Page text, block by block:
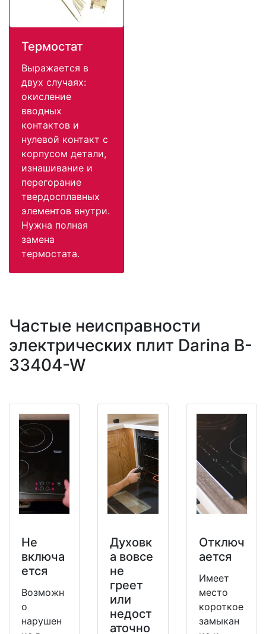
Термостат
Выражается в
двух случаях:
окисление
вводных
контактов и
нулевой контакт с
корпусом детали,
изнашивание и
перегорание
твердосплавных
элементов внутри.
Нужна полная
замена
термостата.
Частые неисправности
электрических плит Darina B-
33404-W
Не
включа
ется
Возможн
о
нарушен
Духовк
а вовсе
не
греет
или
недост
аточно
Отключ
ается
Имеет
место
короткое
замыкан